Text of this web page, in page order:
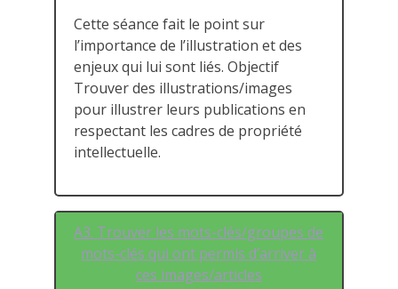
Cette séance fait le point sur
l’importance de l’illustration et des
enjeux qui lui sont liés. Objectif
Trouver des illustrations/images
pour illustrer leurs publications en
respectant les cadres de propriété
intellectuelle.
A3. Trouver les mots-clés/groupes de
mots-clés qui ont permis d’arriver à
ces images/articles